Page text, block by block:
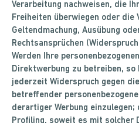
Verarbeitung nachweisen, die
Freiheiten überwiegen oder die
Geltendmachung, Ausübung
Rechtsansprüchen
Werden Ihre
Direktwerbung zu betreiben, so
jederzeit Widerspruch gegen
betreffender
derartiger Werbung
Profiling, soweit es mit solcher